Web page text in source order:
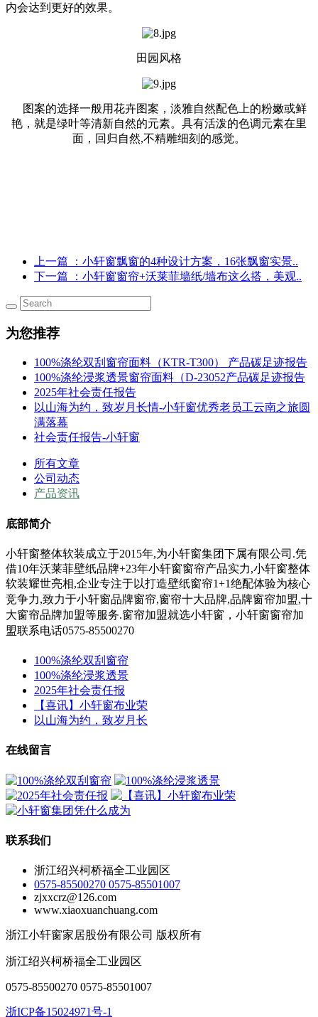
内会达到更好的效果。
田园风格
图案的选择一般用花卉图案，淡雅自然配色上的粉嫩或鲜
艳，就是绿叶等清新自然的元素。具有活泼的色调元素在里
面，回归自然,不精雕细刻的感觉。
上一篇
：小轩窗飘窗的4种设计方案，16张飘窗实景..
下一篇
：小轩窗窗帘+沃莱菲墙纸/墙布这么搭，美观..
为您推荐
100%涤纶双刮窗帘面料（KTR-T300） 产品碳足迹报告
100%涤纶浸浆透景窗帘面料（D-23052产品碳足迹报告
2025年社会责任报告
以山海为约，致岁月长情-小轩窗优秀老员工云南之旅圆
满落幕
社会责任报告-小轩窗
所有文章
公司动态
产品资讯
底部简介
小轩窗整体软装成立于2015年,为小轩窗集团下属有限公司.凭
借10年沃莱菲壁纸品牌+23年小轩窗窗帘产品实力,小轩窗整体
软装耀世亮相,企业专注于以打造壁纸窗帘1+1绝配体验为核心
竞争力,致力于小轩窗品牌窗帘,窗帘十大品牌,品牌窗帘加盟,十
大窗帘品牌加盟等服务.窗帘加盟就选小轩窗，小轩窗窗帘加
盟联系电话0575-85500270
100%涤纶双刮窗帘
100%涤纶浸浆透景
2025年社会责任报
【喜讯】小轩窗布业荣
以山海为约，致岁月长
在线留言
联系我们
浙江绍兴柯桥福全工业园区
0575-85500270 0575-85501007
zjxxcrz@126.com
www.xiaoxuanchuang.com
浙江小轩窗家居股份有限公司 版权所有
浙江绍兴柯桥福全工业园区
0575-85500270 0575-85501007
浙ICP备15024971号-1